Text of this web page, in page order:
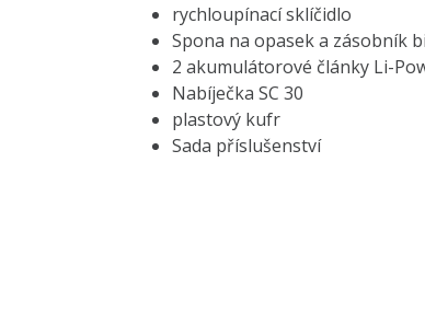
rychloupínací sklíčidlo
Spona na opasek a zásobník
2 akumulátorové články Li-
Nabíječka SC 30
plastový kufr
Sada příslušenství